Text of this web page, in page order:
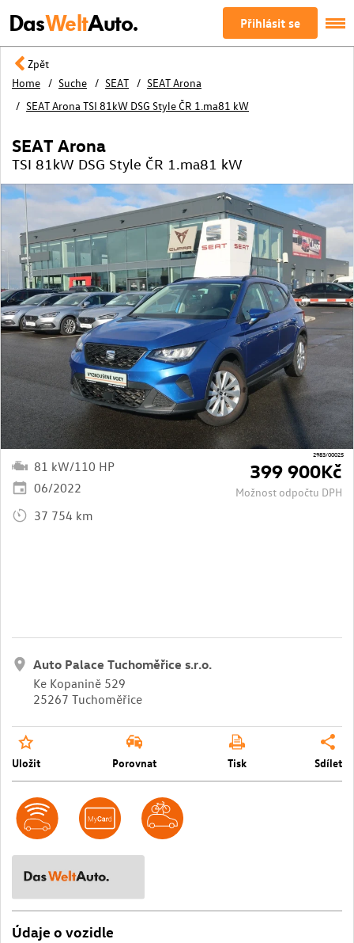
DasWeltAuto. Přihlásit se
Zpět
Home
Suche SEAT
SEAT Arona
SEAT Arona TSI 81kW DSG Style ČR 1.ma81 kW
2983/00025
SEAT Arona
TSI 81kW DSG Style ČR 1.ma81 kW
81 kW/110 HP
06/2022
37 754 km
399 900Kč
Možnost odpočtu DPH
Auto Palace Tuchoměřice s.r.o.
Ke Kopanině 529
25267 Tuchoměřice
Uložit Porovnat Tisk Sdílet
Údaje o vozidle